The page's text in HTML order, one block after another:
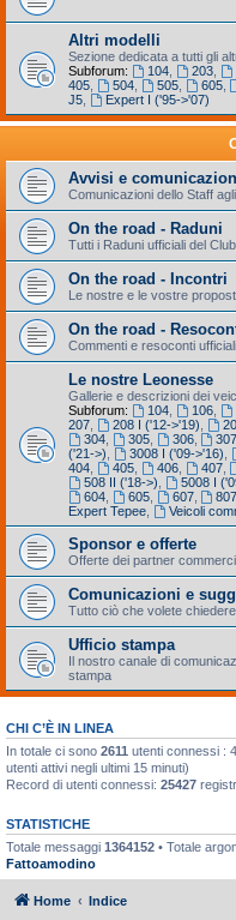
Altri modelli
Sezione dedicata a tutti gli
Subforum:
104, 203,
405
504, 505, 605,
J5
Expert I ('95->'07)
Avvisi e
Comunicazioni dello Staff
On the road - Raduni
Tutti i Raduni ufficiali del
On the road - Incontri
Le nostre e le vostre
On the road -
Commenti e resoconti
Le nostre Leonesse
Gallerie e descrizioni dei
Subforum:
104, 106,
207
208 I ('12->'19)
304, 305, 306, 307
('21->)
3008 I ('09->'16)
404
405, 406, 407,
508 II ('18->)
5008 I
604, 605, 607, 807
Expert Tepee
Veicoli
Sponsor e offerte
Offerte dei partner
Comunicazioni e
Tutto ciò che volete
Ufficio stampa
Il nostro canale di
stampa
CHI C’È IN LINEA
In totale ci sono 2611 utenti connessi :
utenti attivi negli ultimi 15 minuti)
Record di utenti connessi: 25427
STATISTICHE
Totale messaggi 1364152 • Totale
Fattoamodino
Home Indice